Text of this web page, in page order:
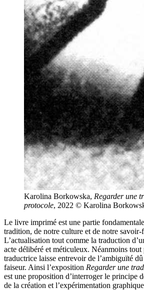
Karolina Borkowska, Regarder une
protocole, 2022 © Karolina
Le livre imprimé est une partie
tradition, de notre culture et de notre savoir-
L’actualisation tout comme la traduction
acte délibéré et méticuleux. Néanmoins
traductrice laisse entrevoir de l’ambiguïté
faiseur. Ainsi l’exposition Regarder une
est une proposition d’interroger le principe
de la création et l’expérimentation